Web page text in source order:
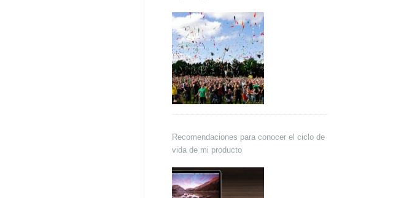
Recomendaciones para conocer el ciclo de
vida de mi producto